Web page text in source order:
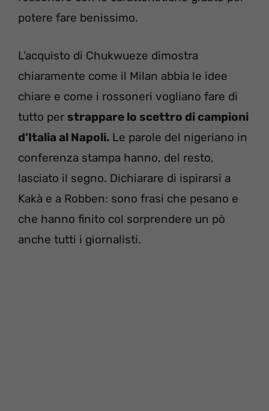
potere fare benissimo.
L’acquisto di Chukwueze dimostra
chiaramente come il Milan abbia le idee
chiare e come i rossoneri vogliano fare di
tutto per strappare lo scettro di campioni
d’Italia al Napoli. Le parole del nigeriano in
conferenza stampa hanno, del resto,
lasciato il segno. Dichiarare di ispirarsi a
Kakà e a Robben: sono frasi che pesano e
che hanno finito col sorprendere un pò
anche tutti i giornalisti.